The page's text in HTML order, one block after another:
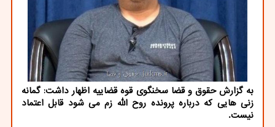
به گزارش حقوق و قضا سخنگوی قوه قضاییه اظهار داشت: گمانه
زنی هایی كه درباره پرونده روح الله زم می شود قابل اعتماد
نیست.